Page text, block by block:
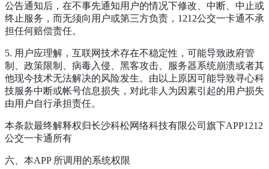
公告通知后，在不事先通知用户的情况下修改、中断、中止或
终止服务，而无须向用户或第三方负责，1212公交一卡通不承
担任何赔偿责任。
5. 用户应理解，互联网技术存在不稳定性，可能导致政府管
制、政策限制、病毒入侵、黑客攻击、服务器系统崩溃或者其
他现今技术无法解决的风险发生。由以上原因可能导致寻心科
技服务中断或帐号信息损失，对此非人为因素引起的用户损失
由用户自行承担责任。
本条款最终解释权归长沙科松网络科技有限公司旗下APP1212
公交一卡通所有
六、本APP 所调用的系统权限